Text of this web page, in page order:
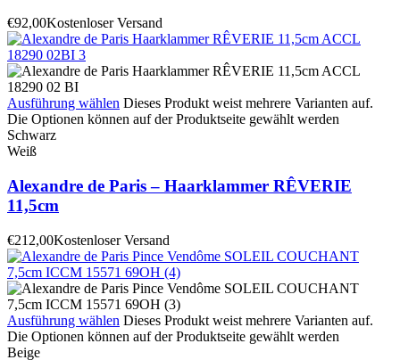
€92,00Kostenloser Versand
Ausführung wählen Dieses Produkt weist mehrere Varianten auf.
Die Optionen können auf der Produktseite gewählt werden
Schwarz
Weiß
Alexandre de Paris – Haarklammer RÊVERIE
11,5cm
€212,00Kostenloser Versand
Ausführung wählen Dieses Produkt weist mehrere Varianten auf.
Die Optionen können auf der Produktseite gewählt werden
Beige